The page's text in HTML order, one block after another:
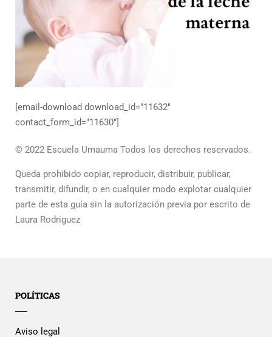
[email-download download_id="11632"
contact_form_id="11630"]
© 2022 Escuela Umauma Todos los derechos reservados.
Queda prohibido copiar, reproducir, distribuir, publicar,
transmitir, difundir, o en cualquier modo explotar cualquier
parte de esta guía sin la autorización previa por escrito de
Laura Rodriguez
POLÍTICAS
Aviso legal